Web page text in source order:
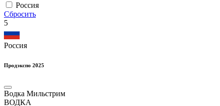
Россия
Сбросить
5
Россия
Продэкспо 2025
Водка Мильстрим
ВОДКА